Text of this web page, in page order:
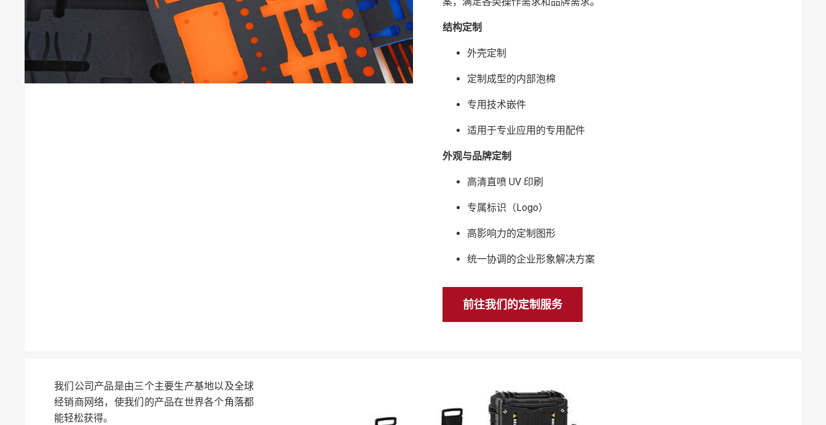
结构定制
外壳定制
定制成型的内部泡棉
专用技术嵌件
适用于专业应用的专用配件
外观与品牌定制
高清直喷 UV 印刷
专属标识（Logo）
高影响力的定制图形
统一协调的企业形象解决方案
前往我们的定制服务
我们公司产品是由三个主要生产基地以及全球
经销商网络，使我们的产品在世界各个角落都
能轻松获得。